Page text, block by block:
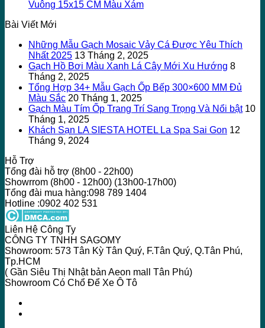
Vuông 15x15 CM Màu Xám
Bài Viết Mới
Những Mẫu Gạch Mosaic Vảy Cá Được Yêu Thích
Nhất 2025 13 Tháng 2, 2025
Gạch Hồ Bơi Màu Xanh Lá Cây Mới Xu Hướng 8
Tháng 2, 2025
Tổng Hợp 34+ Mẫu Gạch Ốp Bếp 300×600 MM Đủ
Màu Sắc 20 Tháng 1, 2025
Gạch Màu Tím Ốp Trang Trí Sang Trọng Và Nổi bật 10
Tháng 1, 2025
Khách Sạn LA SIESTA HOTEL La Spa Sai Gon 12
Tháng 9, 2024
Hỗ Trợ
Tổng đài hỗ trợ (8h00 - 22h00)
Showrrom (8h00 - 12h00) (13h00-17h00)
Tổng đài mua hàng:098 789 1404
Hotline :0902 402 531
Liên Hệ Công Ty
CÔNG TY TNHH SAGOMY
Showroom: 573 Tân Kỳ Tân Quý, F.Tân Quý, Q.Tân Phú,
Tp.HCM
( Gần Siêu Thị Nhật bản Aeon mall Tân Phú)
Showroom Có Chổ Để Xe Ô Tô